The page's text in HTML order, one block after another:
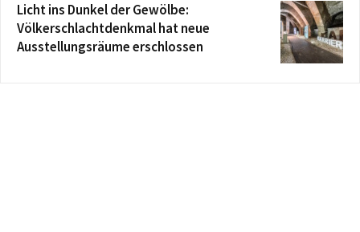
Licht ins Dunkel der Gewölbe:
Völkerschlachtdenkmal hat neue
Ausstellungsräume erschlossen